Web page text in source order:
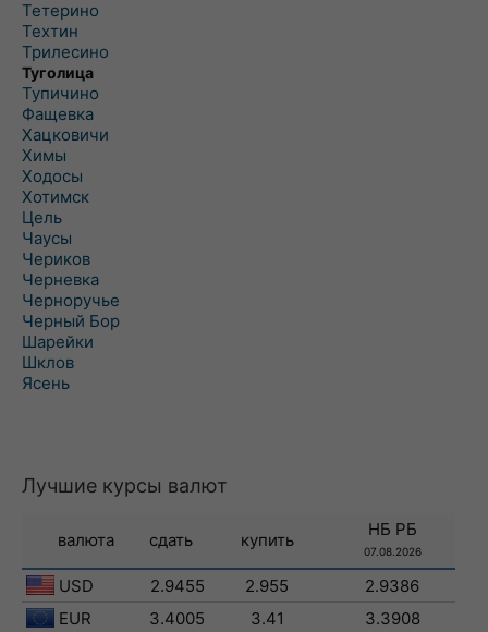
Тетерино
Техтин
Трилесино
Туголица
Тупичино
Фащевка
Хацковичи
Химы
Ходосы
Хотимск
Цель
Чаусы
Чериков
Черневка
Черноручье
Черный Бор
Шарейки
Шклов
Ясень
Лучшие курсы валют
валюта сдать купить
НБ РБ
07.08.2026
USD 2.9455 2.955
2.9386
EUR
3.4005 3.41
3.3908